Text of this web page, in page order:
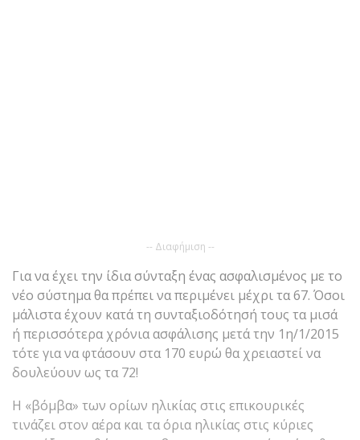
-- Διαφήμιση --
Για να έχει την ίδια σύνταξη ένας ασφαλισμένος με το
νέο σύστημα θα πρέπει να περιμένει μέχρι τα 67. Όσοι
μάλιστα έχουν κατά τη συνταξιοδότησή τους τα μισά
ή περισσότερα χρόνια ασφάλισης μετά την 1η/1/2015
τότε για να φτάσουν στα 170 ευρώ θα χρειαστεί να
δουλεύουν ως τα 72!
Η «βόμβα» των ορίων ηλικίας στις επικουρικές
τινάζει στον αέρα και τα όρια ηλικίας στις κύριες